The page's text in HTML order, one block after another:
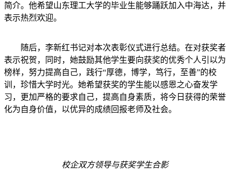
简介。他希望山东理工大学的毕业生能够踊跃加入中海达，并
表示热烈欢迎。
随后，李新红书记对本次表彰仪式进行总结。在对获奖者
表示祝贺，同时，她鼓励其他学生要向获奖的优秀个人引以为
榜样，努力提高自己，践行“厚德，博学，笃行，至善”的校
训，珍惜大学时光。她希望获奖的学生能以感恩之心奋发学
习，更加严格的要求自己，提高自身素质，将今日获得的荣誉
化为自身价值，以优异的成绩回报老师及社会。
校企双方领导与获奖学生合影